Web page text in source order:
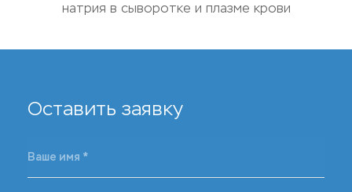
натрия в сыворотке и плазме крови
Оставить заявку